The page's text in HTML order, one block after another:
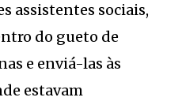
assistentes sociais,
do gueto de
e enviá-las às
estavam